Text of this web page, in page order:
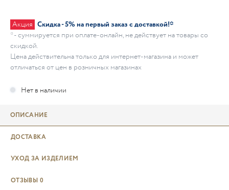
Акция Скидка - 5% на первый заказ с доставкой!*
* - суммируется при оплате-онлайн, не действует на товары со
скидкой.
Цена действительна только для интернет-магазина и может
отличаться от цен в розничных магазинах
ОПИСАНИЕ
ДОСТАВКА
УХОД ЗА ИЗДЕЛИЕМ
ОТЗЫВЫ 0